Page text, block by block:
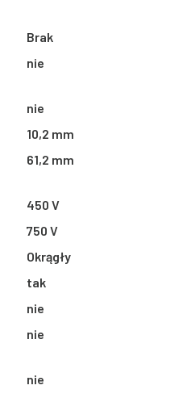
Brak
nie
nie
10,2 mm
61,2 mm
450 V
750 V
Okrągły
tak
nie
nie
nie